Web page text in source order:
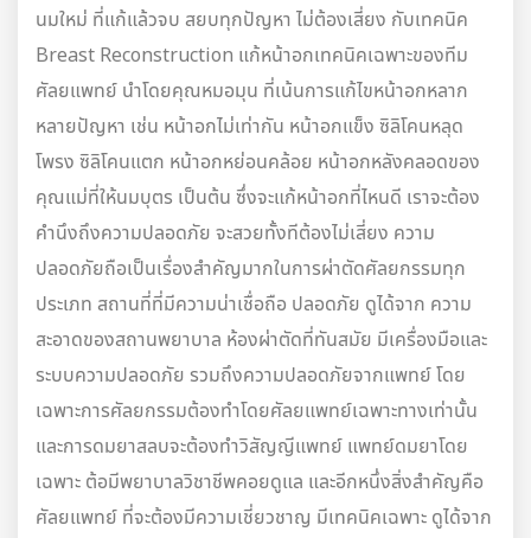
นมใหม่ ที่แก้แล้วจบ สยบทุกปัญหา ไม่ต้องเสี่ยง กับเทคนิค
Breast Reconstruction แก้หน้าอกเทคนิคเฉพาะของทีม
ศัลยแพทย์ นำโดยคุณหมอมุน ที่เน้นการแก้ไขหน้าอกหลาก
หลายปัญหา เช่น หน้าอกไม่เท่ากัน หน้าอกแข็ง ซิลิโคนหลุด
โพรง ซิลิโคนแตก หน้าอกหย่อนคล้อย หน้าอกหลังคลอดของ
คุณแม่ที่ให้นมบุตร เป็นต้น ซึ่งจะแก้หน้าอกที่ไหนดี เราจะต้อง
คำนึงถึงความปลอดภัย จะสวยทั้งทีต้องไม่เสี่ยง ความ
ปลอดภัยถือเป็นเรื่องสำคัญมากในการผ่าตัดศัลยกรรมทุก
ประเภท สถานที่ที่มีความน่าเชื่อถือ ปลอดภัย ดูได้จาก ความ
สะอาดของสถานพยาบาล ห้องผ่าตัดที่ทันสมัย มีเครื่องมือและ
ระบบความปลอดภัย รวมถึงความปลอดภัยจากแพทย์ โดย
เฉพาะการศัลยกรรมต้องทำโดยศัลยแพทย์เฉพาะทางเท่านั้น
และการดมยาสลบจะต้องทำวิสัญญีแพทย์ แพทย์ดมยาโดย
เฉพาะ ต้อมีพยาบาลวิชาชีพคอยดูแล และอีกหนึ่งสิ่งสำคัญคือ
ศัลยแพทย์ ที่จะต้องมีความเชี่ยวชาญ มีเทคนิคเฉพาะ ดูได้จาก